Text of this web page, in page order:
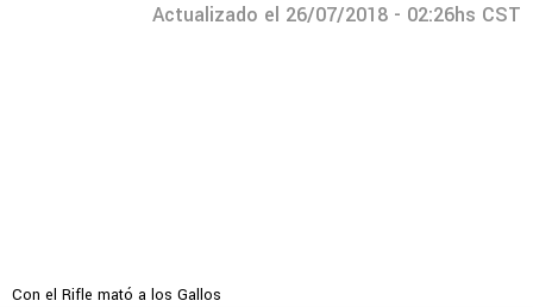
Actualizado el 26/07/2018 - 02:26hs CST
Con el Rifle mató a los Gallos